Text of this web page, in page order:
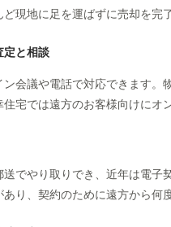
現地に足を運ばずに売却を完
定と相談
会議や電話で対応できます
宅では遠方のお客様向けにオ
でやり取りでき、近年は電
り、契約のために遠方から何